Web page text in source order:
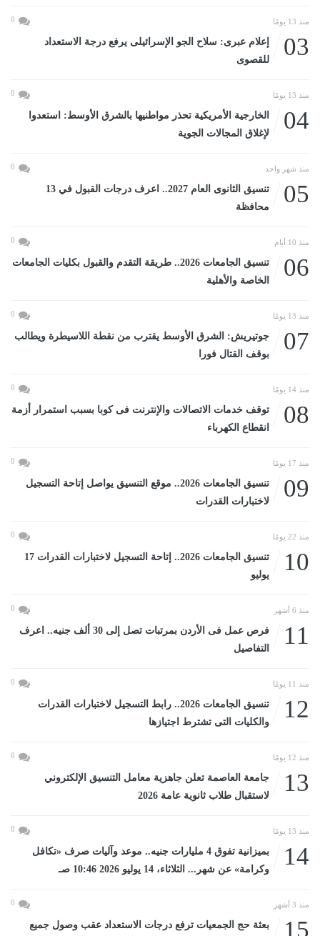
منذ 13 يومًا 0
03
إعلام عبرى: سلاح الجو الإسرائيلى يرفع درجة الاستعداد
للقصوى
منذ 13 يومًا 0
04
الخارجية الأمريكية تحذر مواطنيها بالشرق الأوسط: استعدوا
لإغلاق المجالات الجوية
منذ شهر واحد 0
05
تنسيق الثانوى العام 2027.. اعرف درجات القبول في 13
محافظة
منذ 10 أيام 0
06
تنسيق الجامعات 2026.. طريقة التقدم والقبول بكليات الجامعات
الخاصة والأهلية
منذ 13 يومًا 0
07
جوتيريش: الشرق الأوسط يقترب من نقطة اللاسيطرة ويطالب
بوقف القتال فورا
منذ 14 يومًا 0
08
توقف خدمات الاتصالات والإنترنت فى كوبا بسبب استمرار أزمة
انقطاع الكهرباء
منذ 17 يومًا 0
09
تنسيق الجامعات 2026.. موقع التنسيق يواصل إتاحة التسجيل
لاختبارات القدرات
منذ 22 يومًا 0
10
تنسيق الجامعات 2026.. إتاحة التسجيل لاختبارات القدرات 17
يوليو
منذ 6 أشهر 0
11
فرص عمل فى الأردن بمرتبات تصل إلى 30 ألف جنيه.. اعرف
التفاصيل
منذ 11 يومًا 0
12
تنسيق الجامعات 2026.. رابط التسجيل لاختبارات القدرات
والكليات التى تشترط اجتيازها
منذ 12 يومًا 0
13
جامعة العاصمة تعلن جاهزية معامل التنسيق الإلكتروني
لاستقبال طلاب ثانوية عامة 2026
منذ 13 يومًا 0
14
بميزانية تفوق 4 مليارات جنيه.. موعد وآليات صرف «تكافل
وكرامة» عن شهر... الثلاثاء، 14 يوليو 2026 10:46 صـ
منذ 3 أشهر 0
15 بعثة حج الجمعيات ترفع درجات الاستعداد عقب وصول جميع